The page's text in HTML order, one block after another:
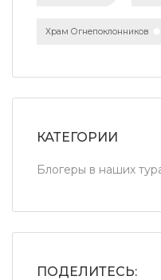
Храм Огнепоклонников
КАТЕГОРИИ
Блогеры в наших
ПОДЕЛИТЕСЬ: